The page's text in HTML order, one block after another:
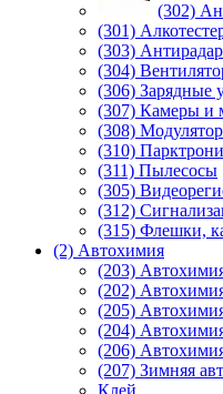
(302)
(301)
(303)
(304)
(306) Зарядные
(307) Камеры и
(308)
(310)
(311) Пылесосы
(305)
(312)
(315) Флешки,
(2) Автохимия
(203)
(202)
(205)
(204)
(206)
(207) Зимняя